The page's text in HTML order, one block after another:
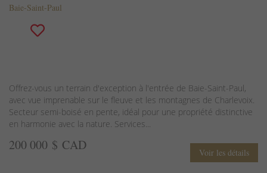
Baie-Saint-Paul
Offrez-vous un terrain d'exception à l'entrée de Baie-Saint-Paul,
avec vue imprenable sur le fleuve et les montagnes de Charlevoix.
Secteur semi-boisé en pente, idéal pour une propriété distinctive
en harmonie avec la nature. Services...
200 000 $ CAD Voir les détails